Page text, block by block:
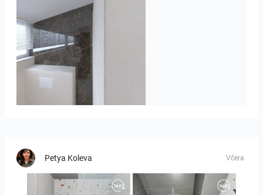
Badkamerhuis
Petya Koleva Včera